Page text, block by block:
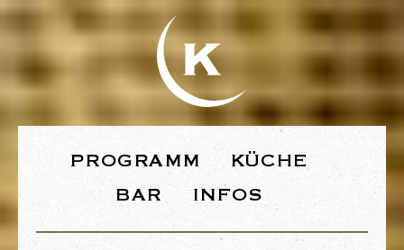
WEBSEITE
PROGRAMM
KÜCHE
BAR
INFOS